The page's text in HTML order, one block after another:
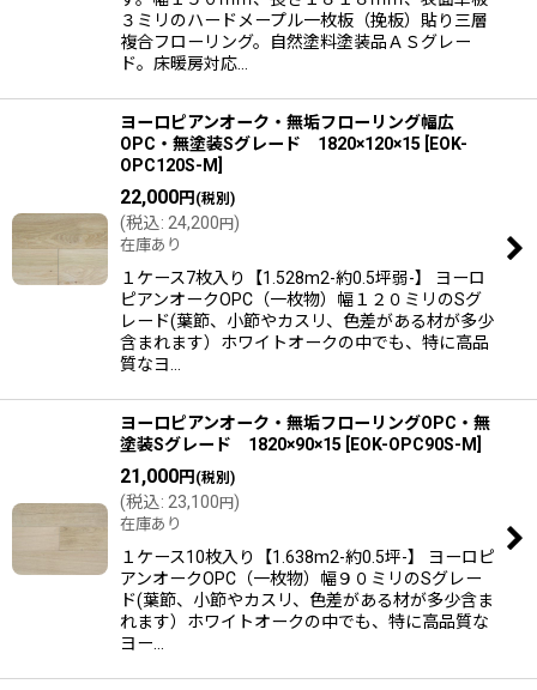
３ミリのハードメープル一枚板（挽板）貼り三層
複合フローリング。自然塗料塗装品ＡＳグレー
ド。床暖房対応…
ヨーロピアンオーク・無垢フローリング幅広
OPC・無塗装Sグレード 1820×120×15
EOK-
OPC120S-M
22,000円 (税別)
(税込: 24,200 円 )
在庫あり
１ケース7枚入り【1.528m2-約0.5坪弱-】 ヨーロ
ピアンオークOPC（一枚物）幅１２０ミリのSグ
レード(葉節、小節やカスリ、色差がある材が多少
含まれます）ホワイトオークの中でも、特に高品
質なヨ…
ヨーロピアンオーク・無垢フローリングOPC・無
塗装Sグレード 1820×90×15
EOK-OPC90S-M
21,000円 (税別)
(税込: 23,100 円 )
在庫あり
１ケース10枚入り【1.638m2-約0.5坪-】 ヨーロピ
アンオークOPC（一枚物）幅９０ミリのSグレー
ド(葉節、小節やカスリ、色差がある材が多少含ま
れます）ホワイトオークの中でも、特に高品質な
ヨー…